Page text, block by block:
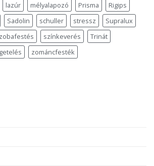
lazúr mélyalapozó Prisma
Rigips
Sadolin schuller stressz
Supralux
színkeverés
Trinát
zománcfesték